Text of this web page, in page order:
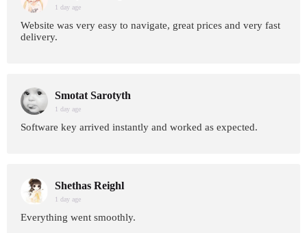
1 day age
Website was very easy to navigate, great prices and very fast
delivery.
Smotat Sarotyth
1 day age
Software key arrived instantly and worked as expected.
Shethas Reighl
1 day age
Everything went smoothly.